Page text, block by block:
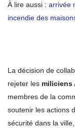
À lire aussi : arrivée
incendie des
La décision de
rejeter les miliciens
membres de la
soutenir les actions
sécurité dans la